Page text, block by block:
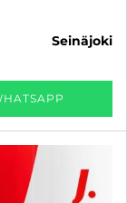
seinäjoki